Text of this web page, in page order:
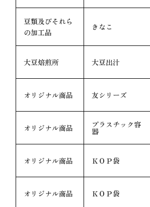
豆類及びそれら
の加工品
きなこ
大豆焙煎所 大豆出汁
オリジナル商品 友シリーズ
オリジナル商品 プラスチック容
器
オリジナル商品 ＫＯＰ袋
オリジナル商品 ＫＯＰ袋